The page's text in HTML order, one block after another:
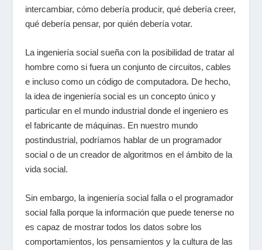
intercambiar, cómo debería producir, qué debería creer,
qué debería pensar, por quién debería votar.
La ingeniería social sueña con la posibilidad de tratar al
hombre como si fuera un conjunto de circuitos, cables
e incluso como un código de computadora. De hecho,
la idea de ingeniería sociales un concepto único y
particular en el mundo industrial donde el ingeniero es
el fabricante de máquinas. En nuestro mundo
postindustrial, podríamos hablar de un programador
social o de un creador de algoritmos en el ámbito de la
vida social.
Sin embargo, la ingeniería social falla o el programador
social falla porque la información que puede tenerse no
es capaz de mostrar todos los datos sobre los
comportamientos, los pensamientos y la cultura de las